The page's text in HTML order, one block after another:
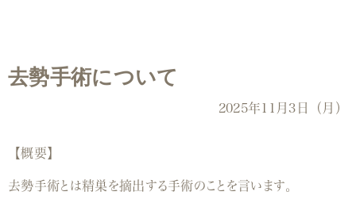
去勢手術について
2025年11月3日（月）
【概要】
去勢手術とは精巣を摘出する手術のことを言います。